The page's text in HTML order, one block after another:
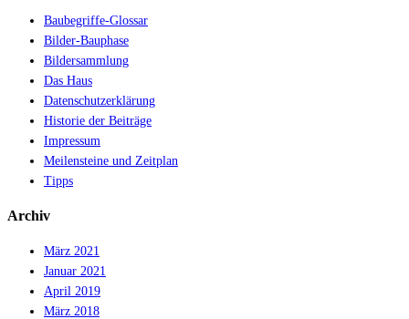
Baubegriffe-Glossar
Bilder-Bauphase
Bildersammlung
Das Haus
Datenschutzerklärung
Historie der Beiträge
Impressum
Meilensteine und Zeitplan
Tipps
Archiv
März 2021
Januar 2021
April 2019
März 2018